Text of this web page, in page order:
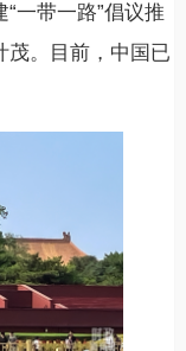
一带一路”倡议推
茂。目前，中国已